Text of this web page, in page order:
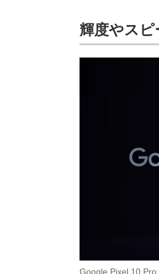
輝度やスピ
Google Pixel 10 Pro